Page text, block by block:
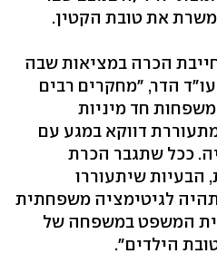
את טובת הקטין.
הכרה במציאות שבה
הדר, "מחקרים רבים
חד מיניות
דווקא במגע עם
ככל שתגבר הכרת
הבעיות שיתעוררו
לגיטימציה משפחתית
המשפט במשפחה של
הילדים".